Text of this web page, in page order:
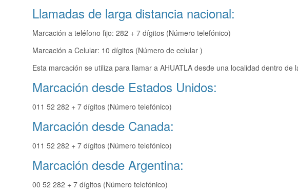
Llamadas de larga distancia nacional:
Marcación a teléfono fijo: 282 + 7 dígitos (Número telefónico)
Marcación a Celular: 10 dígitos (Número de celular )
Esta marcación se utiliza para llamar a AHUATLA desde una localidad dentro de
Marcación desde Estados Unidos:
011 52 282 + 7 dígitos (Número telefónico)
Marcación desde Canada:
011 52 282 + 7 dígitos (Número telefónico)
Marcación desde Argentina:
00 52 282 + 7 dígitos (Número telefónico)